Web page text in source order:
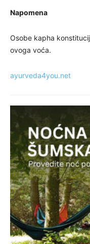
Napomena
Osobe kapha
ovoga voća.
ayurveda4you.net